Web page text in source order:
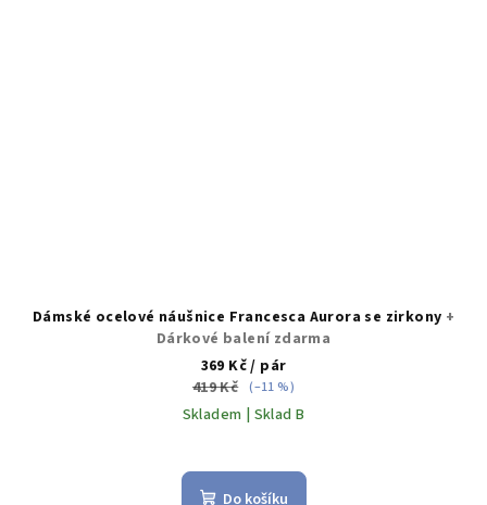
Dámské ocelové náušnice Francesca Aurora se zirkony +
Dárkové balení zdarma
369 Kč/ pár
419 Kč (–11 %)
Skladem | Sklad B
Do košíku